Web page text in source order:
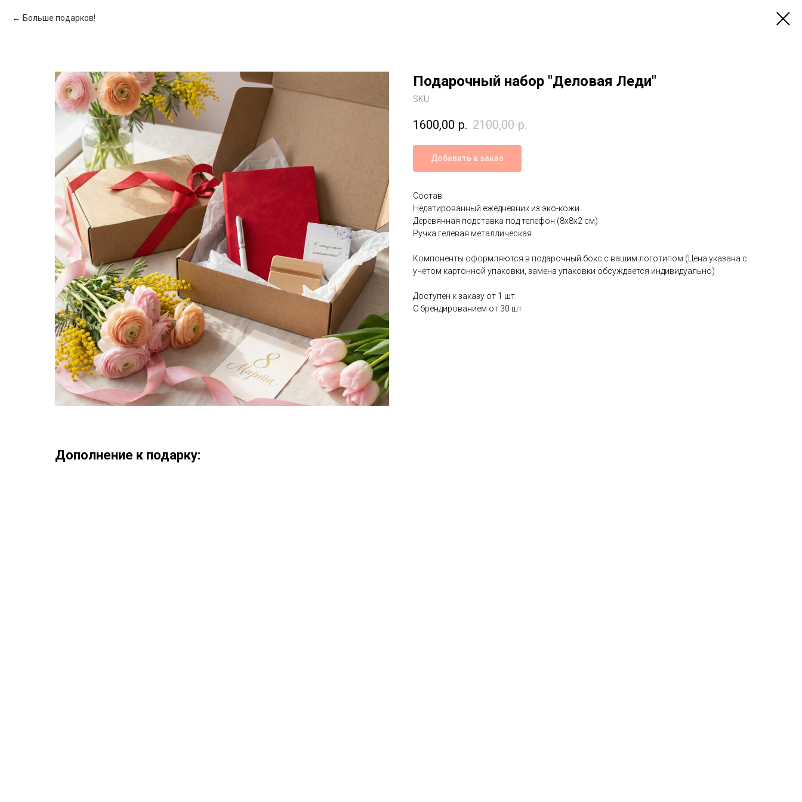
Больше подарков!
Подарочный набор "Деловая Леди"
SKU:
1600,00 р. 2100,00 р.
Добавить в заказ
Состав:
Недатированный ежедневник из эко-кожи
Деревянная подставка под телефон (8х8х2 см)
Ручка гелевая металлическая
Компоненты оформляются в подарочный бокс с вашим логотипом (Цена указана с
учетом картонной упаковки, замена упаковки обсуждается индивидуально)
Доступен к заказу от 1 шт.
С брендированием от 30 шт
Дополнение к подарку: